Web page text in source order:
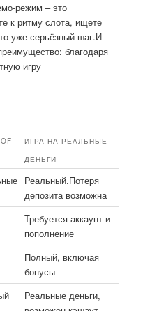
режим – это
к ритму слота, ищете
уже серьёзный шаг.И
благодаря
игру
ИГРА НА РЕАЛЬНЫЕ
ДЕНЬГИ
Реальный.Потеря
депозита возможна
Требуется аккаунт и
пополнение
Полный, включая
бонусы
Реальные деньги,